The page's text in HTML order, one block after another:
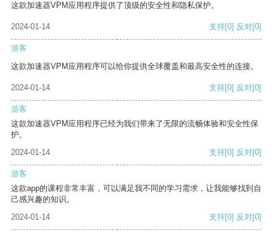
这款加速器VPM应用程序提供了顶级的安全性和隐私保护。
2024-01-14 支持[0] 反对[0]
游客
这款加速器VPM应用程序可以给你提供全球覆盖和最高安全性的连接。
2024-01-14 支持[0] 反对[0]
游客
这款加速器VPM应用程序已经为我们带来了无限的流畅体验和安全性保
护。
2024-01-14
支持[0] 反对[0]
游客
这款app的课程非常丰富，可以满足我不同的学习需求，让我能够找到自
己感兴趣的知识。
2024-01-14
支持[0] 反对[0]